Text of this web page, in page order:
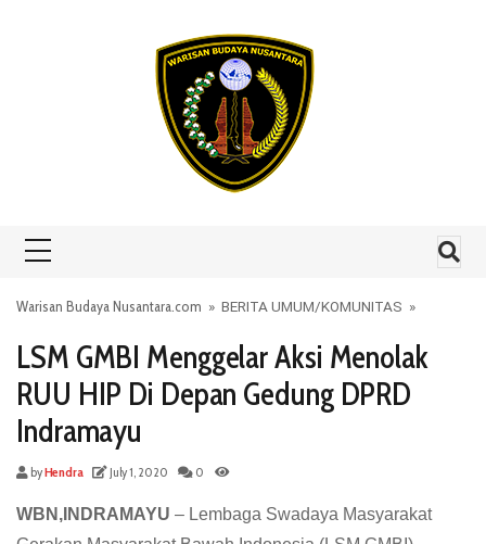
Warisan Budaya Nusantara.com » BERITA UMUM/KOMUNITAS »
LSM GMBI Menggelar Aksi Menolak
RUU HIP Di Depan Gedung DPRD
Indramayu
byHendra July 1, 2020 0
WBN,INDRAMAYU – Lembaga Swadaya Masyarakat